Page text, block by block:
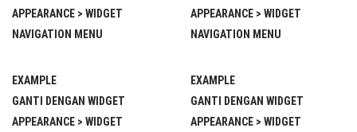
APPEARANCE > WIDGET
NAVIGATION MENU
APPEARANCE > WIDGET
NAVIGATION MENU
EXAMPLE
GANTI DENGAN WIDGET
APPEARANCE > WIDGET
EXAMPLE
GANTI DENGAN WIDGET
APPEARANCE > WIDGET